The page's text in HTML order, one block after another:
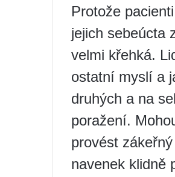
Protože
jejich sebeúcta
velmi křehká.
ostatní myslí a
druhých a na
poražení.
provést
navenek klidně